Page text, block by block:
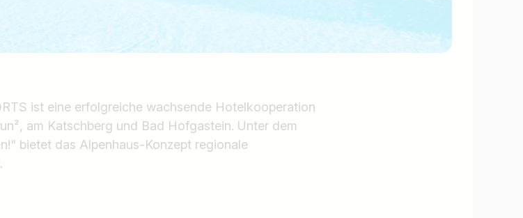
ist eine erfolgreiche wachsende Hotelkooperation
am Katschberg und Bad Hofgastein. Unter dem
bietet das Alpenhaus-Konzept regionale